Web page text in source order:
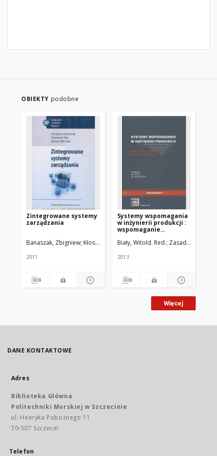
OBIEKTY podobne
Zintegrowane systemy
zarządzania
Banaszak, Zbigniew Kłos, Sławomir Mleczko, Janusz
2011
Systemy wspomagania
w inżynierii produkcji :
wspomaganie
produkcyjnymi
Biały, Witold. Red. Zasadzień,
2013
Więcej
DANE KONTAKTOWE
Adres
Biblioteka Główna
Politechniki Morskiej w Szczecinie
ul. Henryka Pobożnego 11
70-507 Szczecin
Telefon